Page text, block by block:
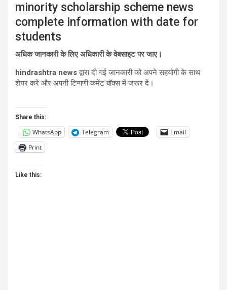
minority scholarship scheme news
complete information with date for
students
अधिक जानकारी के लिए अधिकारी के वेबसाइट पर जाए।
hindrashtra newsद्वारा दी गई जानकारी को अपने सहयोगी के साथ
शेयर करें और अपनी टिप्पणी कमेंट बॉक्स में जरूर दें।
Share this:
WhatsApp Telegram
Email
Print
Like this: